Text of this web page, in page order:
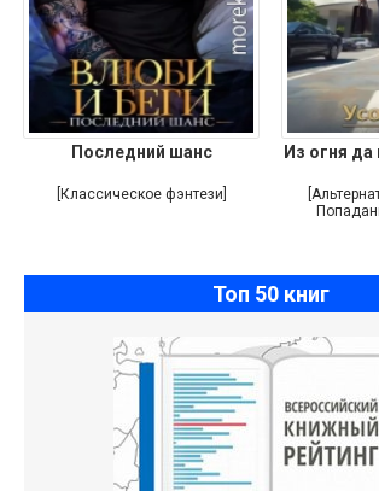
Последний шанс
[Классическое фэнтези]
Из огня
Топ 50 книг